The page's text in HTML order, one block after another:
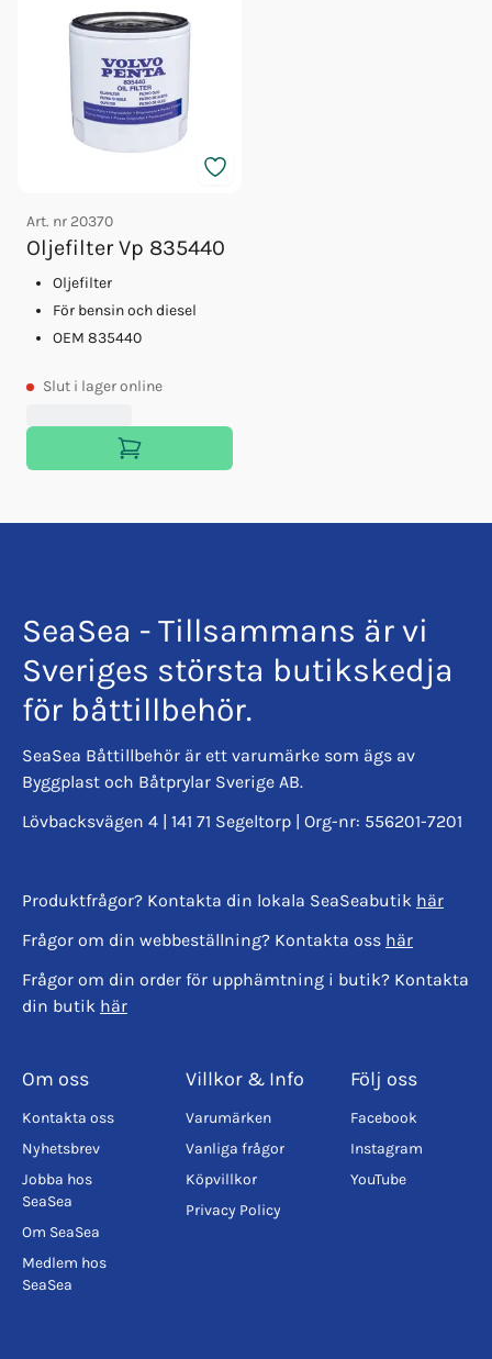
Art. nr 20370
Oljefilter Vp 835440
Oljefilter
För bensin och diesel
OEM 835440
Slut i lager online
SeaSea - Tillsammans är vi
Sveriges största butikskedja
för båttillbehör.
SeaSea Båttillbehör är ett varumärke som ägs av
Byggplast och Båtprylar Sverige AB.
Lövbacksvägen 4 | 141 71 Segeltorp | Org-nr: 556201-7201
Produktfrågor? Kontakta din lokala SeaSeabutik här
Frågor om din webbeställning? Kontakta oss här
Frågor om din order för upphämtning i butik? Kontakta
din butik här
Om oss
Kontakta oss
Nyhetsbrev
Jobba hos
SeaSea
Om SeaSea
Medlem hos
SeaSea
Villkor & Info
Varumärken
Vanliga frågor
Köpvillkor
Privacy Policy
Följ oss
Facebook
Instagram
YouTube